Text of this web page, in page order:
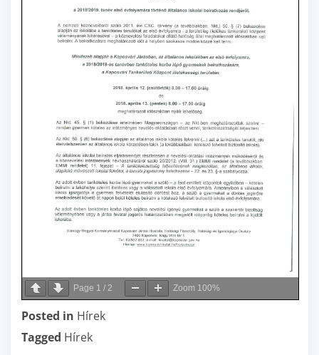
Page 1 / 2 Zoom 100%
Posted in Hírek
Tagged Hírek